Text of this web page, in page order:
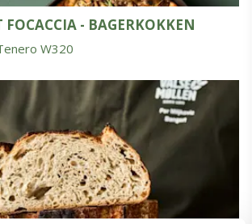
- BAGERKOKKEN
W320